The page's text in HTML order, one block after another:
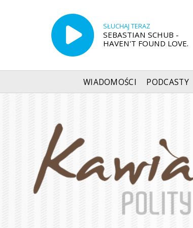
SŁUCHAJ TERAZ
SEBASTIAN SCHUB -
HAVEN'T FOUND LOVE.
WIADOMOŚCI PODCASTY